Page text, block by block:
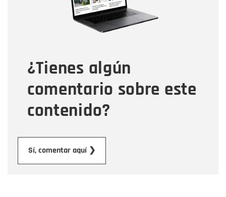
¿Tienes algún
comentario sobre este
contenido?
Sí, comentar aquí ❯
Tipo de comentario
Mensaje